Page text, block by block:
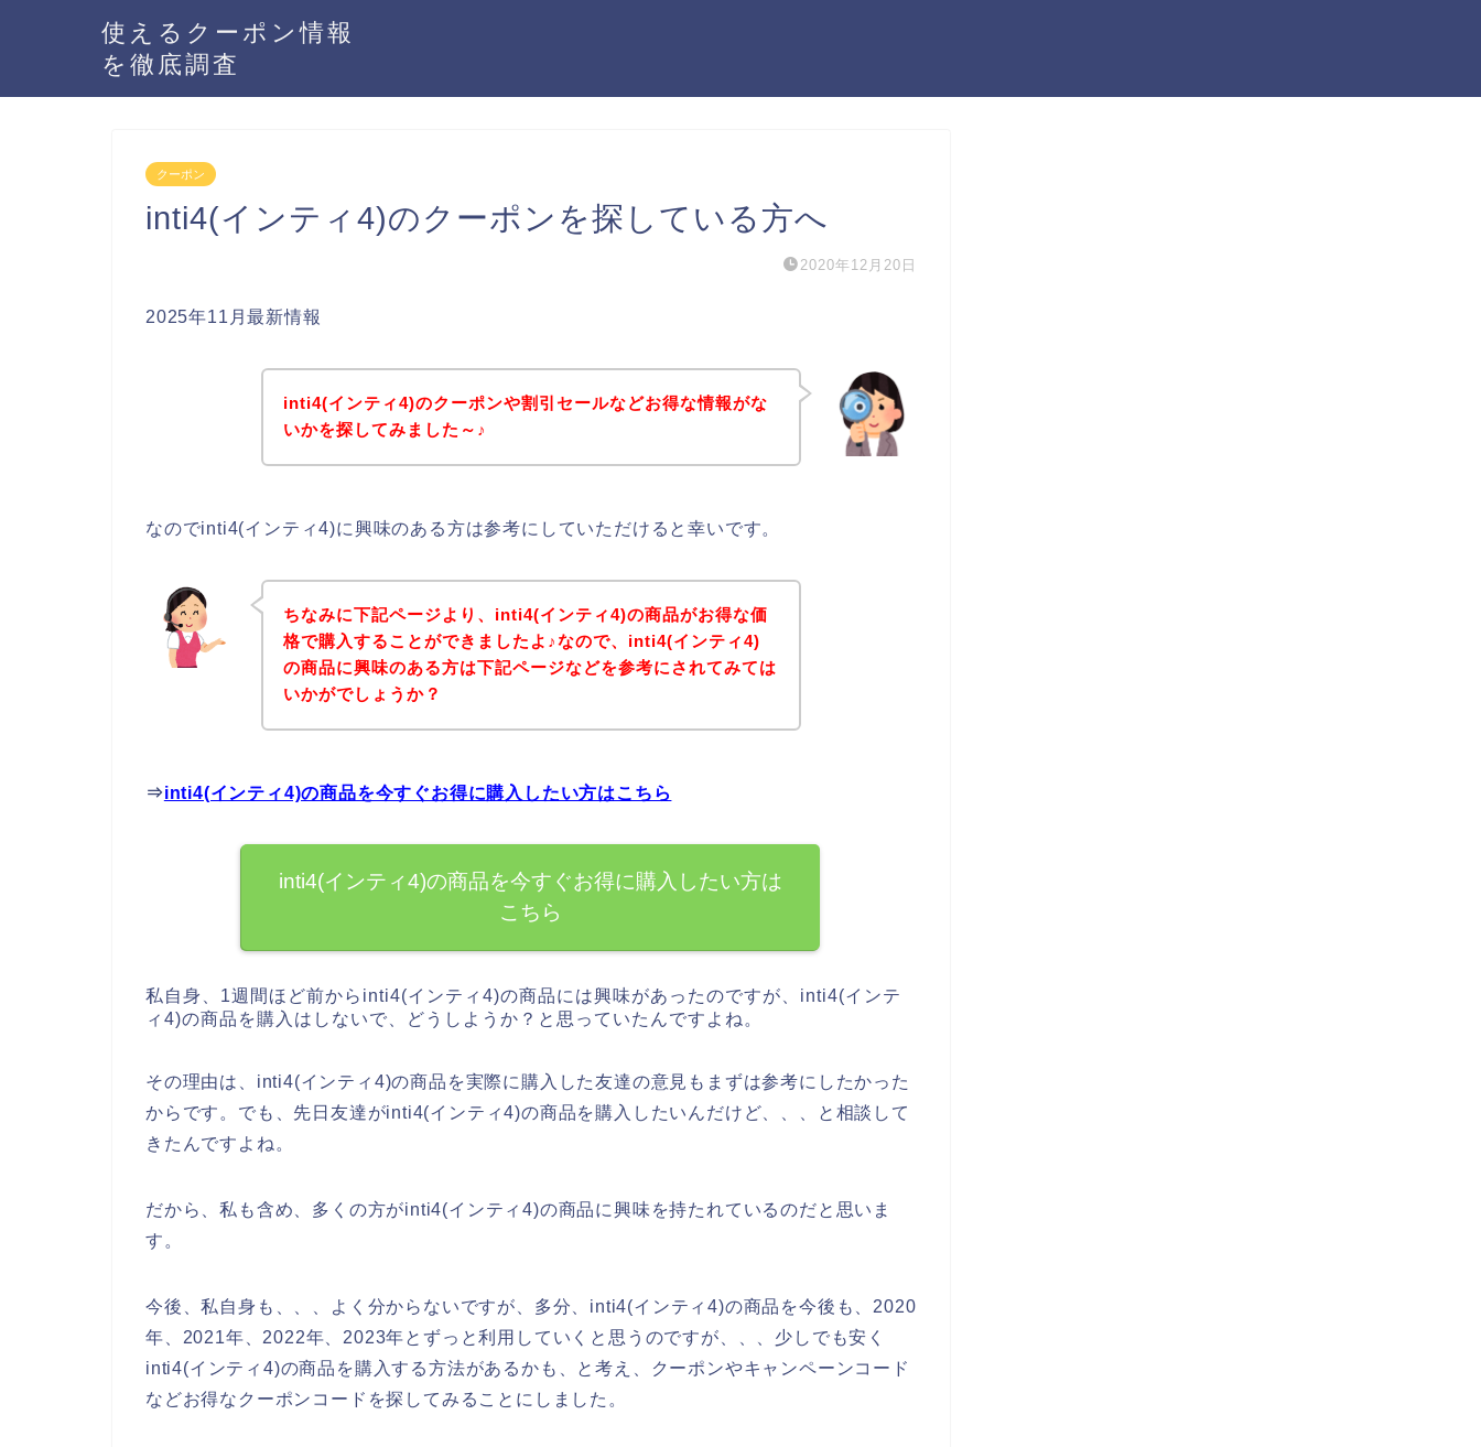
使えるクーポン情報
を徹底調査
クーポン
inti4(インティ4)のクーポンを探している方へ
2020年12月20日
2025年11月最新情報
inti4(インティ4)のクーポンや割引セールなどお得な情報がな
いかを探してみました～♪
なのでinti4(インティ4)に興味のある方は参考にしていただけると幸いです。
ちなみに下記ページより、inti4(インティ4)の商品がお得な価
格で購入することができましたよ♪なので、inti4(インティ4)
の商品に興味のある方は下記ページなどを参考にされてみては
いかがでしょうか？
⇒inti4(インティ4)の商品を今すぐお得に購入したい方はこちら
inti4(インティ4)の商品を今すぐお得に購入したい方は
こちら
私自身、1週間ほど前からinti4(インティ4)の商品には興味があったのですが、inti4(インテ
ィ4)の商品を購入はしないで、どうしようか？と思っていたんですよね。
その理由は、inti4(インティ4)の商品を実際に購入した友達の意見もまずは参考にしたかった
からです。でも、先日友達がinti4(インティ4)の商品を購入したいんだけど、、、と相談して
きたんですよね。
だから、私も含め、多くの方がinti4(インティ4)の商品に興味を持たれているのだと思いま
す。
今後、私自身も、、、よく分からないですが、多分、inti4(インティ4)の商品を今後も、2020
年、2021年、2022年、2023年とずっと利用していくと思うのですが、、、少しでも安く
inti4(インティ4)の商品を購入する方法があるかも、と考え、クーポンやキャンペーンコード
などお得なクーポンコードを探してみることにしました。